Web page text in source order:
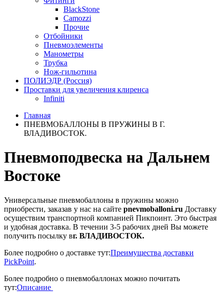
BlackStone
Camozzi
Прочие
Отбойники
Пневмоэлементы
Манометры
Трубка
Нож-гильотина
ПОЛИЭДР (Россия)
Проставки для увеличения клиренса
Infiniti
Главная
ПНЕВМОБАЛЛОНЫ В ПРУЖИНЫ В Г.
ВЛАДИВОСТОК.
Пневмоподвеска на Дальнем
Востоке
Универсальные пневмобаллоны в пружины можно
приобрести, заказав у нас на сайте pnevmoballoni.ru Доставку
осуществим транспортной компанией Пикпоинт. Это быстрая
и удобная доставка. В течении 3-5 рабочих дней Вы можете
получить посылку вг. ВЛАДИВОСТОК.
Более подробно о доставке тут:Преимущества доставки
PickPoint.
Более подробно о пневмобаллонах можно почитать
тут:Описание